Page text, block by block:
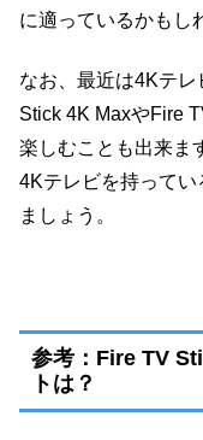
に適っているかもし
なお、最近は4Kテ
Stick 4K MaxやFire
楽しむことも出来ま
4Kテレビを持って
ましょう。
参考：Fire TV
トは？